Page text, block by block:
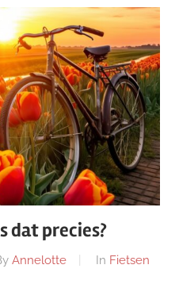
dat precies?
Annelotte In Fietsen